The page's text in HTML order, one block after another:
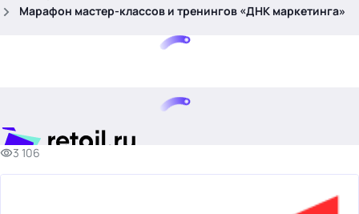
Марафон мастер-классов и тренингов «ДНК маркетинга»
3 106